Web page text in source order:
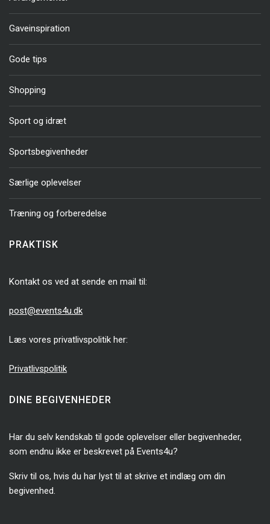
Gaveinspiration
Gode tips
Shopping
Sport og idræt
Sportsbegivenheder
Særlige oplevelser
Træning og forberedelse
PRAKTISK
Kontakt os ved at sende en mail til:
post@events4u.dk
Læs vores privatlivspolitik her:
Privatlivspolitik
DINE BEGIVENHEDER
Har du selv kendskab til gode oplevelser eller begivenheder,
som endnu ikke er beskrevet på Events4u?
Skriv til os, hvis du har lyst til at skrive et indlæg om din
begivenhed.